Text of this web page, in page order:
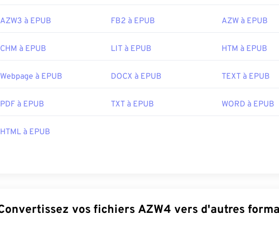
AZW3 à EPUB FB2 à EPUB AZW à EPUB
CHM à EPUB LIT à EPUB HTM à EPUB
Webpage à EPUB DOCX à EPUB TEXT à EPUB
PDF à EPUB TXT à EPUB WORD à EPUB
HTML à EPUB
Convertissez vos fichiers AZW4 vers d'autres